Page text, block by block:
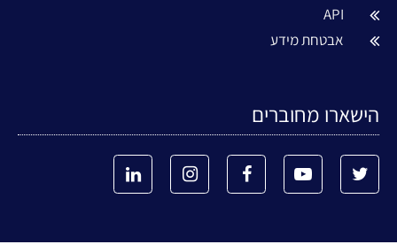
API
אבטחת מידע
הישארו מחוברים